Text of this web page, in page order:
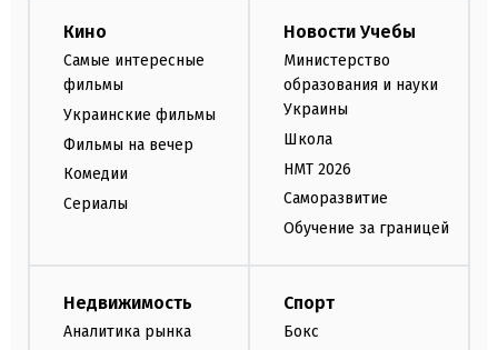
Кино
Самые интересные
фильмы
Украинские фильмы
Фильмы на вечер
Комедии
Сериалы
Новости Учебы
Министерство
образования и науки
Украины
Школа
НМТ 2026
Саморазвитие
Обучение за границей
Недвижимость
Аналитика рынка
Спорт
Бокс